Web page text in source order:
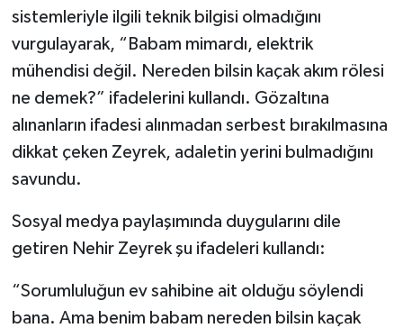
sistemleriyle ilgili teknik bilgisi olmadığını
vurgulayarak, “Babam mimardı, elektrik
mühendisi değil. Nereden bilsin kaçak akım rölesi
ne demek?” ifadelerini kullandı. Gözaltına
alınanların ifadesi alınmadan serbest bırakılmasına
dikkat çeken Zeyrek, adaletin yerini bulmadığını
savundu.
Sosyal medya paylaşımında duygularını dile
getiren Nehir Zeyrek şu ifadeleri kullandı:
“Sorumluluğun ev sahibine ait olduğu söylendi
bana. Ama benim babam nereden bilsin kaçak